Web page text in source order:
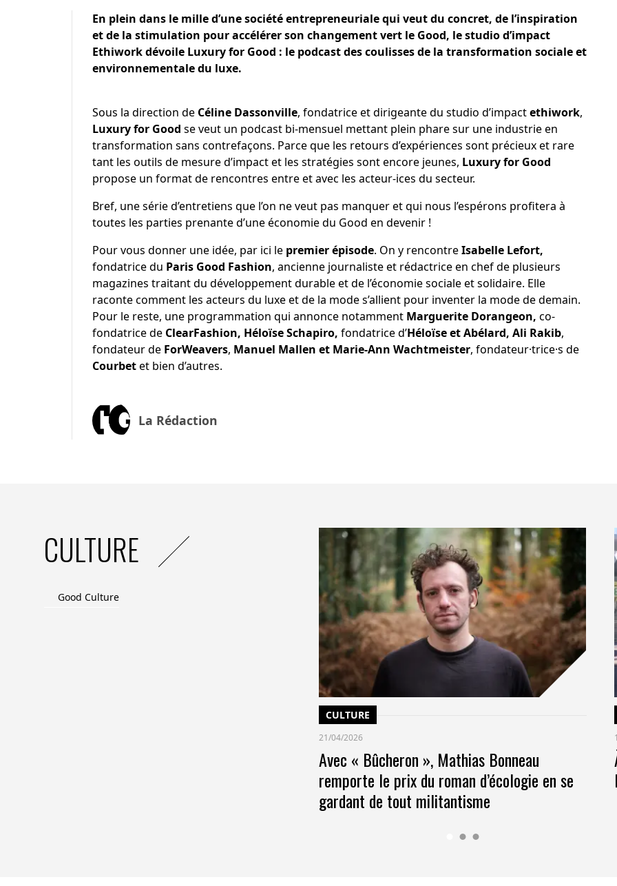
En plein dans le mille d’une société entrepreneuriale qui veut du concret, de l’inspiration
et de la stimulation pour accélérer son changement vert le Good, le studio d’impact
Ethiwork dévoile Luxury for Good : le podcast des coulisses de la transformation sociale et
environnementale du luxe.
Sous la direction deCéline Dassonville, fondatrice et dirigeante du studio d’impactethiwork,
Luxury for Good se veut un podcast bi-mensuel mettant plein phare sur une industrie en
transformation sans contrefaçons. Parce que les retours d’expériences sont précieux et rare
tant les outils de mesure d’impact et les stratégies sont encore jeunes, Luxury for Good
propose un format de rencontres entre et avec les acteur-ices du secteur.
Bref, une série d’entretiens que l’on ne veut pas manquer et qui nous l’espérons profitera à
toutes les parties prenante d’une économie du Good en devenir !
Pour vous donner une idée, par ici le premier épisode. On y rencontreIsabelle Lefort,
fondatrice du Paris Good Fashion, ancienne journaliste et rédactrice en chef de plusieurs
magazines traitant du développement durable et de l’économie sociale et solidaire. Elle
raconte comment les acteurs du luxe et de la mode s’allient pour inventer la mode de demain.
Pour le reste, une programmation qui annonce notamment Marguerite Dorangeon, co-
fondatrice de ClearFashion, Héloïse Schapiro, fondatrice d’Héloïse et Abélard, Ali Rakib,
fondateur de ForWeavers, Manuel Mallen et Marie-Ann Wachtmeister, fondateur·trice·s de
Courbetet bien d’autres.
La Rédaction
CULTURE
Good Culture
CULTURE
21/04/2026
Avec « Bûcheron », Mathias Bonneau
remporte le prix du roman d’écologie en se
gardant de tout militantisme